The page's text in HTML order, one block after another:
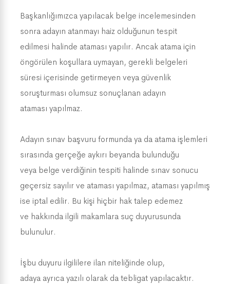
Başkanlığımızca yapılacak belge incelemesinden
sonra adayın atanmayı haiz olduğunun tespit
edilmesi halinde ataması yapılır. Ancak atama için
öngörülen koşullara uymayan, gerekli belgeleri
süresi içerisinde getirmeyen veya güvenlik
soruşturması olumsuz sonuçlanan adayın
ataması yapılmaz.
Adayın sınav başvuru formunda ya da atama işlemleri
sırasında gerçeğe aykırı beyanda bulunduğu
veya belge verdiğinin tespiti halinde sınav sonucu
geçersiz sayılır ve ataması yapılmaz, ataması yapılmış
ise iptal edilir. Bu kişi hiçbir hak talep edemez
ve hakkında ilgili makamlara suç duyurusunda
bulunulur.
İşbu duyuru ilgililere ilan niteliğinde olup,
adaya ayrıca yazılı olarak da tebligat yapılacaktır.